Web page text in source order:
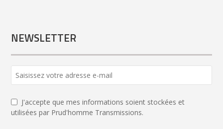
NEWSLETTER
J'accepte que mes informations soient stockées et
utilisées par Prud'homme Transmissions.